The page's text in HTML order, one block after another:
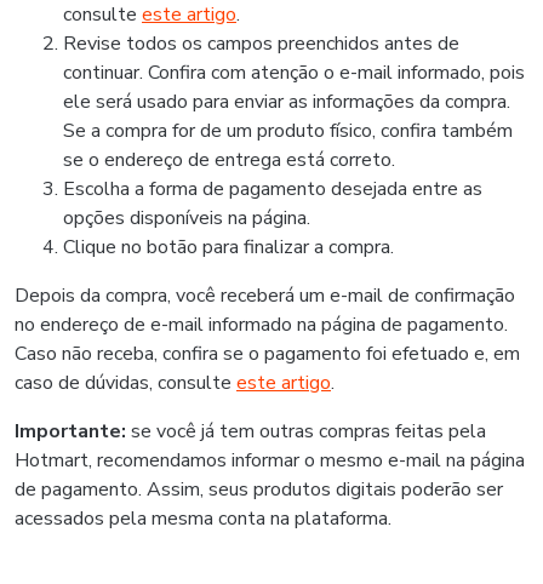
consulte este artigo.
Revise todos os campos preenchidos antes de
continuar. Confira com atenção o e-mail informado, pois
ele será usado para enviar as informações da compra.
Se a compra for de um produto físico, confira também
se o endereço de entrega está correto.
Escolha a forma de pagamento desejada entre as
opções disponíveis na página.
Clique no botão para finalizar a compra.
Depois da compra, você receberá um e-mail de confirmação
no endereço de e-mail informado na página de pagamento.
Caso não receba, confira se o pagamento foi efetuado e, em
caso de dúvidas, consulte este artigo.
Importante: se você já tem outras compras feitas pela
Hotmart, recomendamos informar o mesmo e-mail na página
de pagamento. Assim, seus produtos digitais poderão ser
acessados pela mesma conta na plataforma.